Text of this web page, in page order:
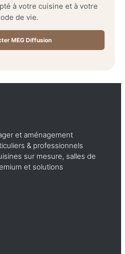
à votre cuisine et à votre
de vie.
MEG Diffusion
et aménagement
& professionnels
sur mesure, salles de
et solutions